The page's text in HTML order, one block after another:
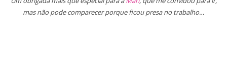
mas não pode comparecer porque ficou presa no trabalho…